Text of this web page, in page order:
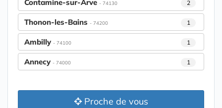
Contamine-sur-Arve - 74130 2
Thonon-les-Bains - 74200 1
Ambilly - 74100 1
Annecy - 74000 1
Proche de vous